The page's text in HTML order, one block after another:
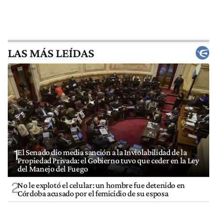
LAS MÁS LEÍDAS
1El Senado dio media sanción a la Inviolabilidad de la
Propiedad Privada: el Gobierno tuvo que ceder en la Ley
del Manejo del Fuego
2No le explotó el celular: un hombre fue detenido en
Córdoba acusado por el femicidio de su esposa